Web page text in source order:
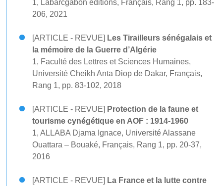
1, Labarcgabon editions, Français, Rang 1, pp. 183-
206, 2021
[ARTICLE - REVUE] Les Tirailleurs sénégalais et
la mémoire de la Guerre d’Algérie
1, Faculté des Lettres et Sciences Humaines,
Université Cheikh Anta Diop de Dakar, Français,
Rang 1, pp. 83-102, 2018
[ARTICLE - REVUE] Protection de la faune et
tourisme cynégétique en AOF : 1914-1960
1, ALLABA Djama Ignace, Université Alassane
Ouattara – Bouaké, Français, Rang 1, pp. 20-37,
2016
[ARTICLE - REVUE] La France et la lutte contre